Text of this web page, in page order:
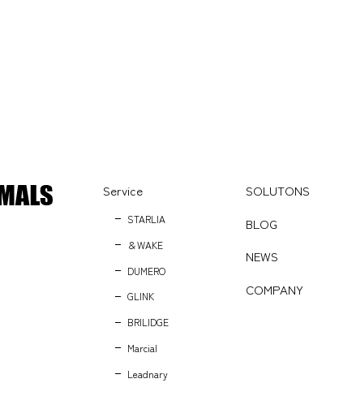
Service
STARLIA
＆WAKE
DUMERO
GLINK
BRILIDGE
Marcial
Leadnary
SOLUTONS
BLOG
NEWS
COMPANY